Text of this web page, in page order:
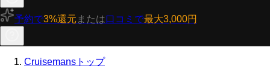
予約で3%還元 または口コミで最大3,000円
Cruisemansトップ